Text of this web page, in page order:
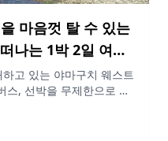
마음껏 탈 수 있는
나는 1박 2일 여행!
고 있는 야마구치 웨스트
스, 선박을 무제한으로 이
물도 맛있었고, 온천도 즐
족스러웠다. 이 기사는 그